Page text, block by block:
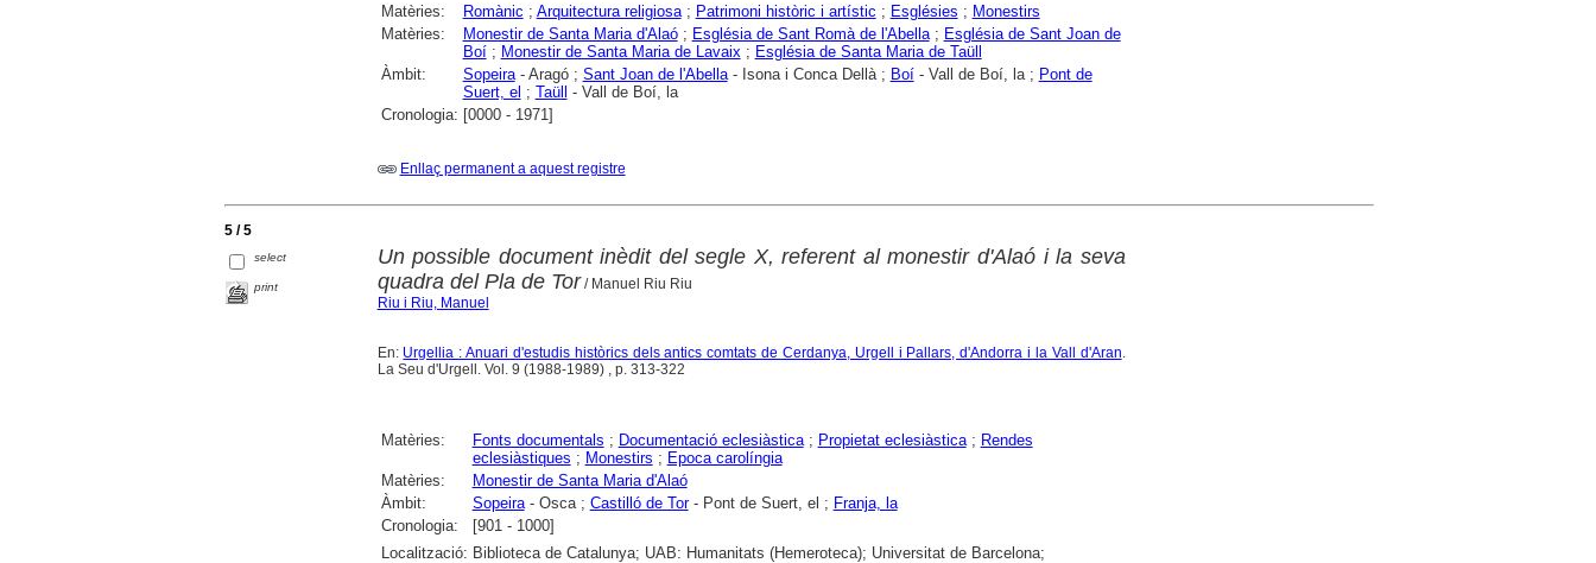
Matèries: Romànic ; Arquitectura religiosa; Patrimoni històric i artístic ; Esglésies ; Monestirs
Matèries:
Monestir de Santa Maria d'Alaó; Església de Sant Romà de l'Abella; Església de Sant Joan de
Boí; Monestir de Santa Maria de Lavaix; Església de Santa Maria de Taüll
Àmbit:
Sopeira- Aragó ; Sant Joan de l'Abella- Isona i Conca Dellà ; Boí- Vall de Boí, la ; Pont de
Suert, el ; Taüll
- Vall de Boí, la
Cronologia: [0000 - 1971]
Enllaç permanent a aquest registre
5 / 5
select
print
Un possible document inèdit del segle X, referent al monestir d'Alaó i la seva
quadra del Pla de Tor/ Manuel Riu Riu
Riu i Riu, Manuel
En: Urgellia : Anuari d'estudis històrics dels antics comtats de Cerdanya, Urgell i Pallars, d'Andorra i la Vall d'Aran.
La Seu d'Urgell. Vol. 9 (1988-1989) , p. 313-322
Matèries: Fonts documentals ; Documentació eclesiàstica; Propietat eclesiàstica; Rendes
eclesiàstiques ; Monestirs ; Epoca carolíngia
Matèries:
Monestir de Santa Maria d'Alaó
Àmbit:
Sopeira- Osca ; Castilló de Tor- Pont de Suert, el ; Franja, la
Cronologia:
[901 - 1000]
Localització: Biblioteca de Catalunya; UAB: Humanitats (Hemeroteca); Universitat de Barcelona;